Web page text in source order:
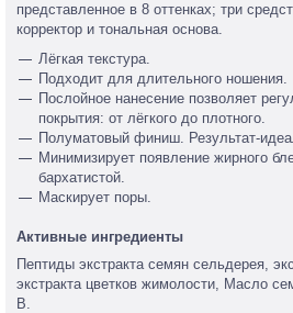
представленное в 8 оттенках; три
корректор и тональная основа.
Лёгкая текстура.
Подходит для длительного ношения.
Послойное нанесение позволяет
покрытия: от лёгкого до плотного.
Полуматовый финиш. Результат-
Минимизирует появление жирного
бархатистой.
Маскирует поры.
Активные ингредиенты
Пептиды экстракта семян сельдерея,
экстракта цветков жимолости, Масло
В.